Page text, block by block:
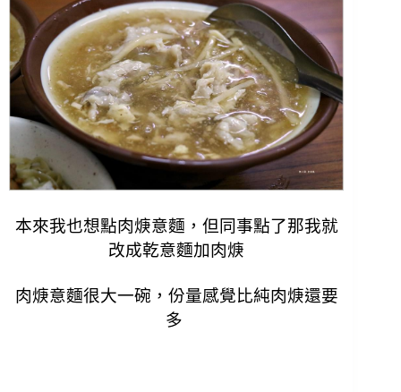
本來我也想點肉焿意麵，但同事點了那我就
改成乾意麵加肉焿
肉焿意麵很大一碗，份量感覺比純肉焿還要
多